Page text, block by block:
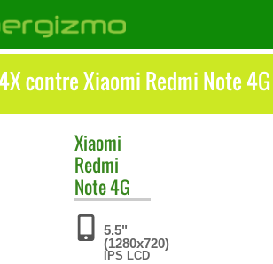
contre Xiaomi Redmi Note 4G
Xiaomi
Redmi
Note 4G
5.5"
(1280x720)
IPS LCD